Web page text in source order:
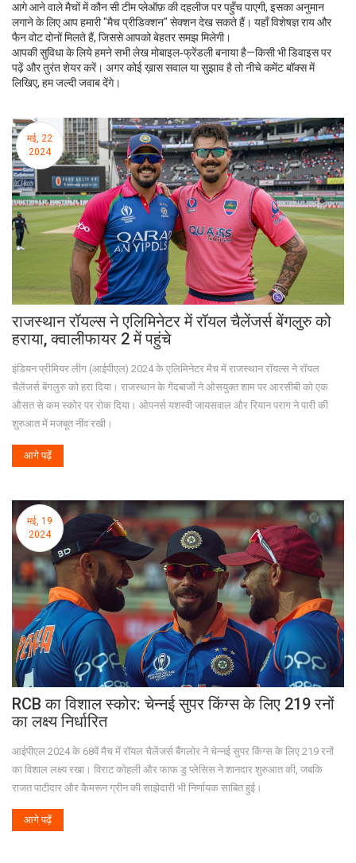
आगे आने वाले मैचों में कौन सी टीम प्लेऑफ़ की दहलीज पर पहुँच पाएगी, इसका अनुमान
लगाने के लिए आप हमारी "मैच प्रीडिक्शन" सेक्शन देख सकते हैं। यहाँ विशेषज्ञ राय और
फैन वोट दोनों मिलते हैं, जिससे आपको बेहतर समझ मिलेगी।
आपकी सुविधा के लिये हमने सभी लेख मोबाइल‑फ्रेंडली बनाया है—किसी भी डिवाइस पर
पढ़ें और तुरंत शेयर करें। अगर कोई ख़ास सवाल या सुझाव है तो नीचे कमेंट बॉक्स में
लिखिए, हम जल्दी जवाब देंगे।
मई, 22
2024
राजस्थान रॉयल्स ने एलिमिनेटर में रॉयल चैलेंजर्स बेंगलुरु को
हराया, क्वालीफायर 2 में पहुंचे
इंडियन प्रीमियर लीग (आईपीएल) 2024 के एलिमिनेटर मैच में राजस्थान रॉयल्स ने रॉयल
चैलेंजर्स बेंगलुरु को हरा दिया। राजस्थान के गेंदबाजों ने ओसयुक्त शाम पर आरसीबी को एक
औसत से कम स्कोर पर रोक दिया। ओपनर्स यशस्वी जायसवाल और रियान पराग ने पारी की
शुरुआत में मजबूत नींव रखी।
आगे पढ़ें
मई, 19
2024
RCB का विशाल स्कोर: चेन्नई सुपर किंग्स के लिए 219 रनों
का लक्ष्य निर्धारित
आईपीएल 2024 के 68वें मैच में रॉयल चैलेंजर्स बैंगलोर ने चेन्नई सुपर किंग्स के लिए 219 रनों
का विशाल लक्ष्य रखा। विराट कोहली और फाफ डु प्लेसिस ने शानदार शुरुआत की, जबकि
राजत पाटीदार और कैमरून ग्रीन की साझेदारी भी निर्णायक साबित हुई।
आगे पढ़ें